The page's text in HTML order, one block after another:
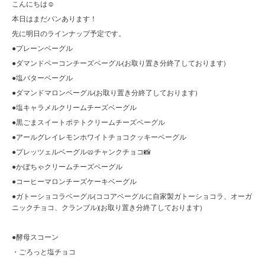
こんにちは☺︎
本日はまだパンあります！
先に明日のラインナップ予定です。
●プレーンベーグル
●ダマンドベーコンチーズベーグル(お取り置き分終了しております)
●塩バターベーグル
●ダマンドマロンベーグル(お取り置き分終了しております)
●塩キャラメルクリームチーズベーグル
●黒ごまスイートポテトクリームチーズベーグル
●アールグレイレモンホワイトチョコクッキーベーグル
●プレッツェルベーグル🥨チャンクチョコ📸
●かぼちゃクリームチーズベーグル
●コーヒーマロンチーズケーキベーグル
●ガトーショコラベーグル(ココアベーグルに自家製ガトーショコラ、オーガ
ニックチョコ、クランブル)(お取り置き分終了しております)
●酵母スコーン
・ごろっと塩チョコ